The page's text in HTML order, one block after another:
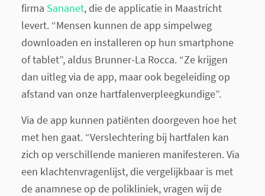
firma Sananet, die de applicatie in Maastricht
levert. “Mensen kunnen de app simpelweg
downloaden en installeren op hun smartphone
of tablet”, aldus Brunner-La Rocca. “Ze krijgen
dan uitleg via de app, maar ook begeleiding op
afstand van onze hartfalenverpleegkundige”.
Via de app kunnen patiënten doorgeven hoe het
met hen gaat. “Verslechtering bij hartfalen kan
zich op verschillende manieren manifesteren. Via
een klachtenvragenlijst, die vergelijkbaar is met
de anamnese op de polikliniek, vragen wij de